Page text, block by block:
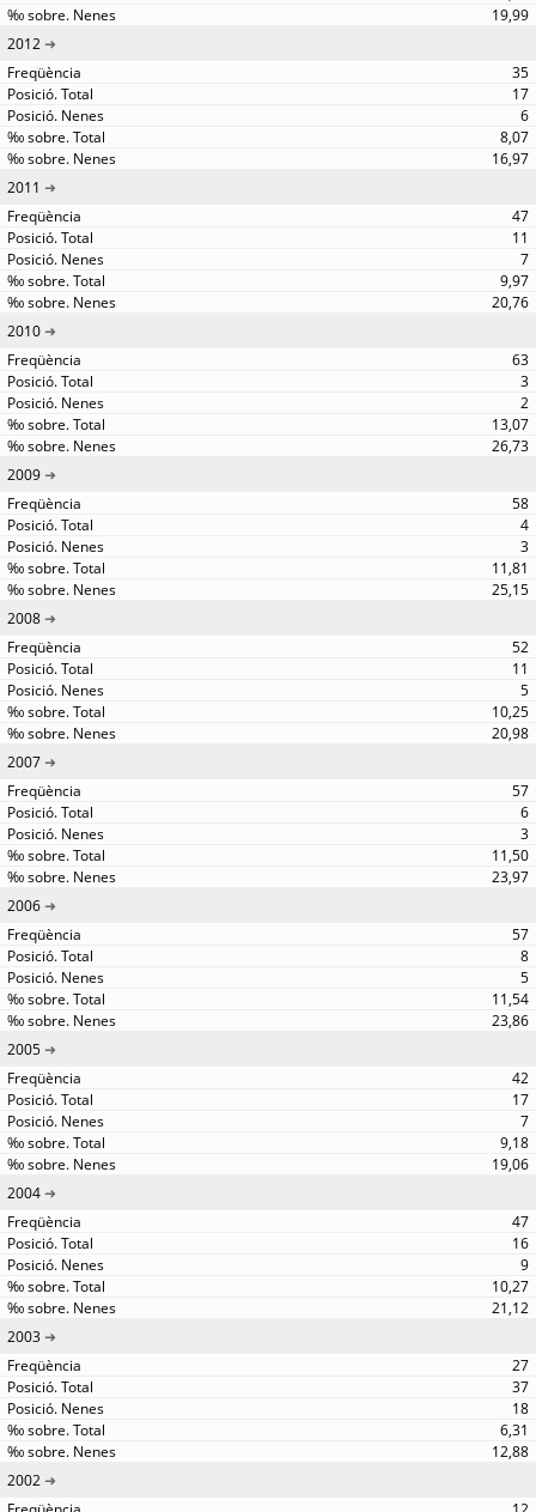
19,99
2012
35
17
6
8,07
16,97
2011
47
11
7
9,97
20,76
2010
63
3
2
13,07
26,73
2009
58
4
3
11,81
25,15
2008
52
11
5
10,25
20,98
2007
57
6
3
11,50
23,97
2006
57
8
5
11,54
23,86
2005
42
17
7
9,18
19,06
2004
47
16
9
10,27
21,12
2003
27
37
18
6,31
12,88
2002